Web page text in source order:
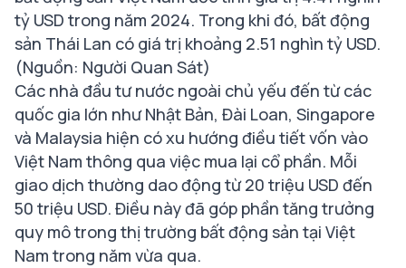
tỷ USD trong năm 2024. Trong khi đó, bất động
sản Thái Lan có giá trị khoảng 2.51 nghìn tỷ USD.
(Nguồn: Người Quan Sát)
Các nhà đầu tư nước ngoài chủ yếu đến từ các
quốc gia lớn như Nhật Bản, Đài Loan, Singapore
và Malaysia hiện có xu hướng điều tiết vốn vào
Việt Nam thông qua việc mua lại cổ phần. Mỗi
giao dịch thường dao động từ 20 triệu USD đến
50 triệu USD. Điều này đã góp phần tăng trưởng
quy mô trong thị trường bất động sản tại Việt
Nam trong năm vừa qua.